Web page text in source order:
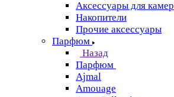
Аксессуары для камер
Накопители
Прочие аксессуары
Парфюм
Назад
Парфюм
Ajmal
Amouage